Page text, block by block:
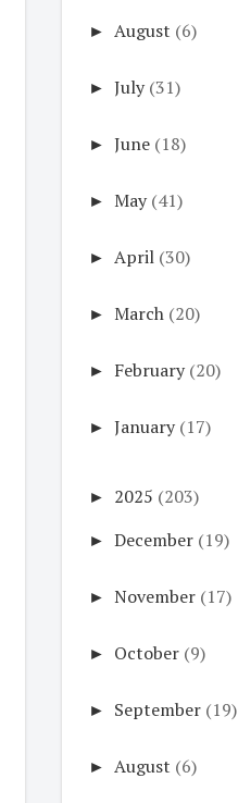
► August (6)
► July (31)
► June (18)
► May (41)
► April (30)
► March (20)
► February (20)
► January (17)
► 2025 (203)
► December (19)
► November (17)
► October (9)
► September (19)
► August (6)